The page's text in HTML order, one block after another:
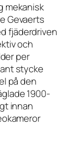
mekanisk
Gevaerts
fjäderdriven
och
per
stycke
på den
1900-
innan